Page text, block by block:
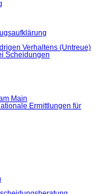
Verhaltens (Untreue)
Scheidungen
Main
Ermittlungen für